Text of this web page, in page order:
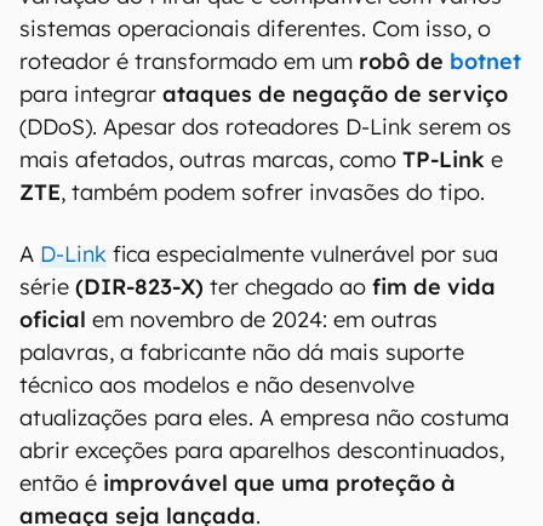
do roteador. Assim, é baixado um
script
endereço externo, sendo executado diretamente
no equipamento.
Roteadores antigos, da série DIR-823-X da D-Link, estão
completamente vulneráveis ao malware e não receberão atualizações:
convém trocar (Imagem: Divulgação/D-Link)
O processo instala o malwaretuxnokill,
variação do Mirai que é compatível com vários
sistemas operacionais diferentes. Com isso, o
roteador é transformado em umrobô debotnet
para integrarataques de negação de serviço
(DDoS). Apesar dos roteadores D-Link serem os
mais afetados, outras marcas, comoTP-Linke
ZTE, também podem sofrer invasões do tipo.